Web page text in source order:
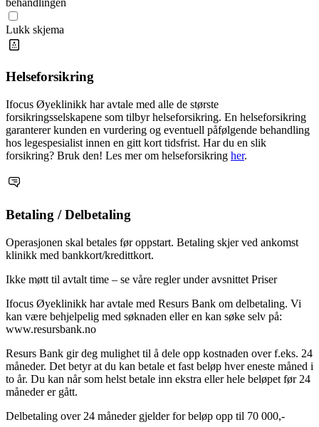
Lukk skjema
Helseforsikring
Ifocus Øyeklinikk har avtale med alle de største
forsikringsselskapene som tilbyr helseforsikring. En helseforsikring
garanterer kunden en vurdering og eventuell påfølgende behandling
hos legespesialist innen en gitt kort tidsfrist. Har du en slik
forsikring? Bruk den! Les mer om helseforsikring her.
Betaling / Delbetaling
Operasjonen skal betales før oppstart. Betaling skjer ved ankomst
klinikk med bankkort/kredittkort.
Ikke møtt til avtalt time – se våre regler under avsnittet Priser
Ifocus Øyeklinikk har avtale med Resurs Bank om delbetaling. Vi
kan være behjelpelig med søknaden eller en kan søke selv på:
www.resursbank.no
Resurs Bank gir deg mulighet til å dele opp kostnaden over f.eks. 24
måneder. Det betyr at du kan betale et fast beløp hver eneste måned i
to år. Du kan når som helst betale inn ekstra eller hele beløpet før 24
måneder er gått.
Delbetaling over 24 måneder gjelder for beløp opp til 70 000,-